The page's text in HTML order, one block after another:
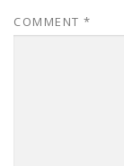
COMMENT *